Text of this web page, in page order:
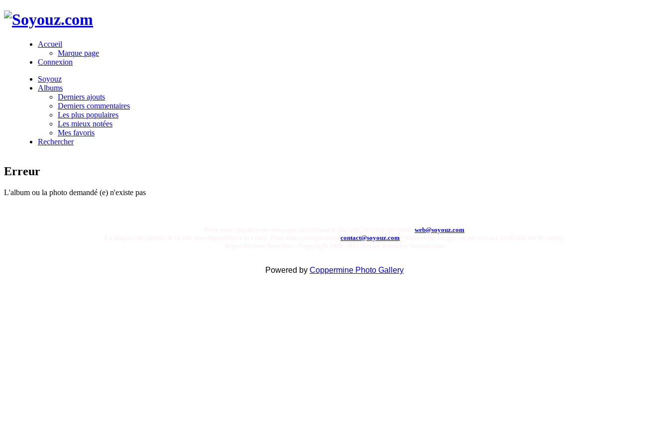
Accueil
Marque page
Connexion
Soyouz
Albums
Derniers ajouts
Derniers commentaires
Les plus populaires
Les mieux notées
Mes favoris
Rechercher
Erreur
L'album ou la photo demandé (e) n'existe pas
web@soyouz.com
contact@soyouz.com
Powered by Coppermine Photo Gallery